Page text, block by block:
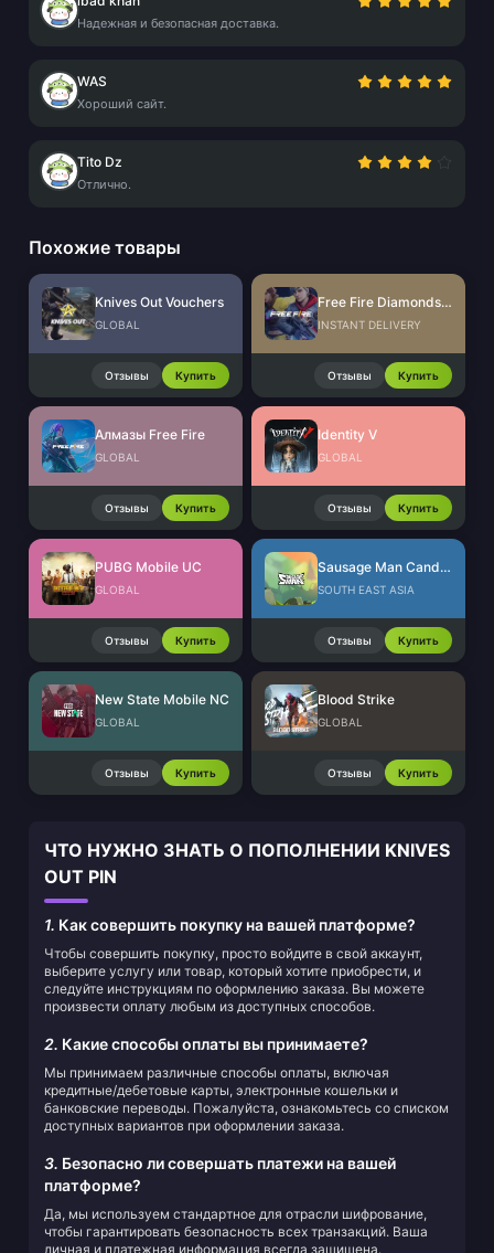
Надежная и безопасная доставка.
WAS
Хороший сайт.
Tito Dz
Отлично.
Похожие товары
Knives Out Vouchers
GLOBAL
Отзывы Купить
Free Fire Diamonds EU + TR
INSTANT DELIVERY
Отзывы Купить
Алмазы Free Fire
GLOBAL
Отзывы Купить
Identity V
GLOBAL
Отзывы Купить
PUBG Mobile UC
GLOBAL
Отзывы Купить
Sausage Man Candies
SOUTH EAST ASIA
Отзывы Купить
New State Mobile NC
GLOBAL
Отзывы Купить
Blood Strike
GLOBAL
Отзывы Купить
ЧТО НУЖНО ЗНАТЬ О ПОПОЛНЕНИИ KNIVES
OUT PIN
1. Как совершить покупку на вашей платформе?
Чтобы совершить покупку, просто войдите в свой аккаунт,
выберите услугу или товар, который хотите приобрести, и
следуйте инструкциям по оформлению заказа. Вы можете
произвести оплату любым из доступных способов.
2. Какие способы оплаты вы принимаете?
Мы принимаем различные способы оплаты, включая
кредитные/дебетовые карты, электронные кошельки и
банковские переводы. Пожалуйста, ознакомьтесь со списком
доступных вариантов при оформлении заказа.
3. Безопасно ли совершать платежи на вашей
платформе?
Да, мы используем стандартное для отрасли шифрование,
чтобы гарантировать безопасность всех транзакций. Ваша
личная и платежная информация всегда защищена.